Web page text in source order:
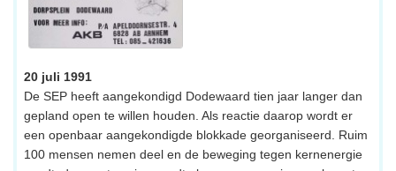
20 juli 1991
De SEP heeft aangekondigd Dodewaard tien jaar langer dan
gepland open te willen houden. Als reactie daarop wordt er
een openbaar aangekondigde blokkade georganiseerd. Ruim
100 mensen nemen deel en de beweging tegen kernenergie